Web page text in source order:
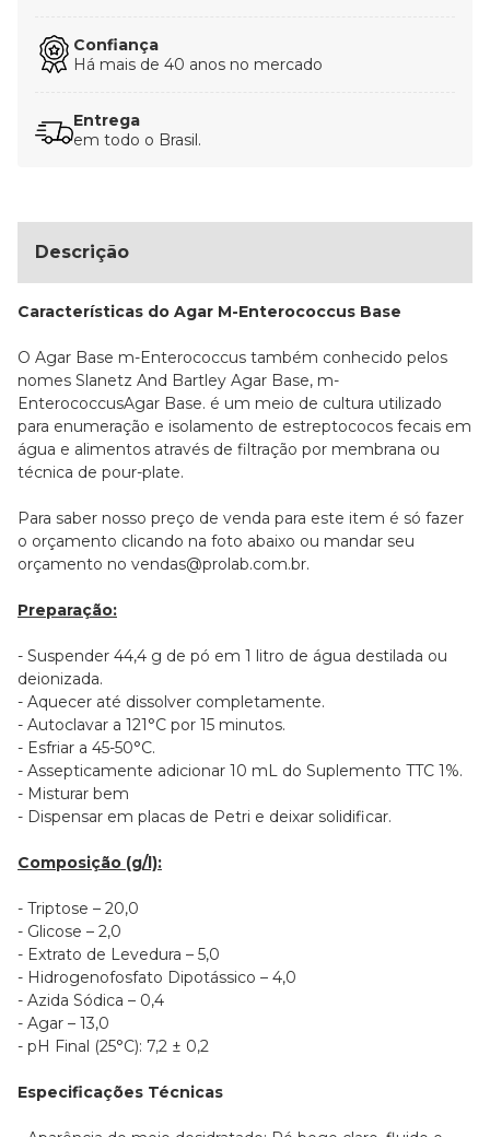
Confiança
Há mais de 40 anos no mercado
Entrega
em todo o Brasil.
Descrição
Características do Agar M-Enterococcus Base
O Agar Base m-Enterococcus também conhecido pelos
nomes Slanetz And Bartley Agar Base, m-
EnterococcusAgar Base. é um meio de cultura utilizado
para enumeração e isolamento de estreptococos fecais em
água e alimentos através de filtração por membrana ou
técnica de pour-plate.
Para saber nosso preço de venda para este item é só fazer
o orçamento clicando na foto abaixo ou mandar seu
orçamento no vendas@prolab.com.br.
Preparação:
- Suspender 44,4 g de pó em 1 litro de água destilada ou
deionizada.
- Aquecer até dissolver completamente.
- Autoclavar a 121°C por 15 minutos.
- Esfriar a 45-50°C.
- Assepticamente adicionar 10 mL do Suplemento TTC 1%.
- Misturar bem
- Dispensar em placas de Petri e deixar solidificar.
Composição (g/l):
- Triptose – 20,0
- Glicose – 2,0
- Extrato de Levedura – 5,0
- Hidrogenofosfato Dipotássico – 4,0
- Azida Sódica – 0,4
- Agar – 13,0
- pH Final (25°C): 7,2 ± 0,2
Especificações Técnicas